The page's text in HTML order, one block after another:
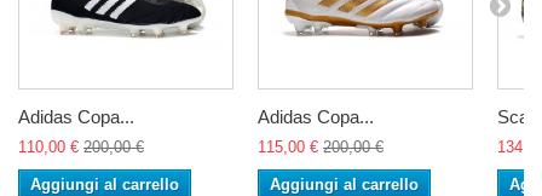
Adidas Copa...
110,00 € 200,00 €
Aggiungi al carrello
Adidas Copa...
115,00 € 200,00 €
Aggiungi al carrello